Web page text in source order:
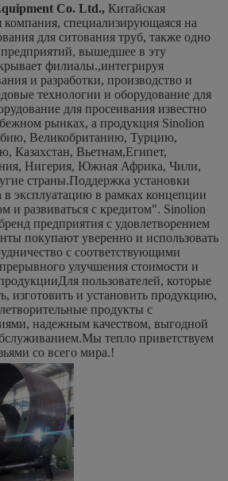
Co. Ltd., Китайская
компания, специализирующаяся на
для ситования труб, также одно
вышедшее в эту
филиалы.,интегрируя
и разработки, производство и
технологии и оборудование для
для просеивания известно
рынках, а продукция Sinolion
Великобританию, Турцию,
Казахстан, Вьетнам,Египет,
Нигерия, Южная Африка, Чили,
страны.Поддержка установки
в эксплуатацию в рамках концепции
и развиваться с кредитом". Sinolion
предприятия с удовлетворением
покупают уверенно и использовать
с соответствующими
улучшения стоимости и
пользователей, которые
изготовить и установить продукцию,
продукты с
надежным качеством, выгодной
тепло приветствуем
со всего мира.!